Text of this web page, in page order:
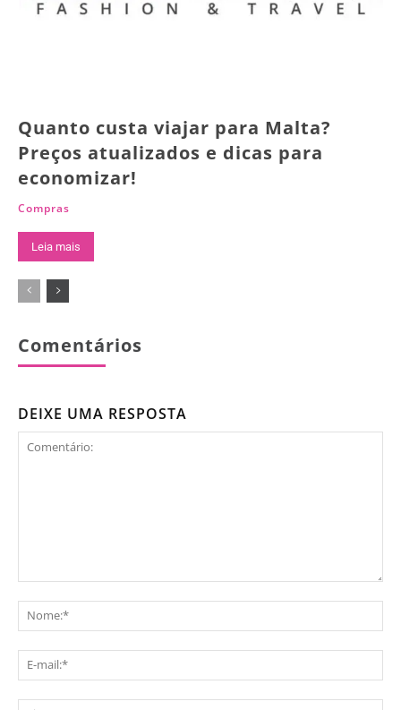
Quanto custa viajar para Malta?
Preços atualizados e dicas para
economizar!
Compras
Leia mais
Comentários
DEIXE UMA RESPOSTA